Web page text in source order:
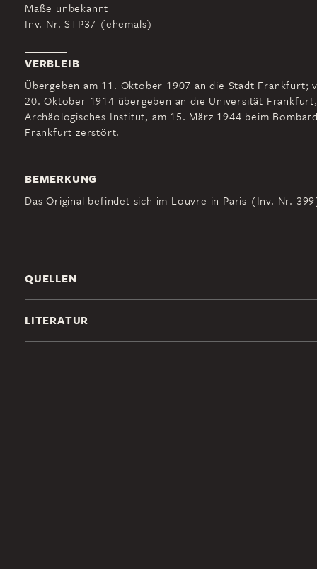
Maße unbekannt
Inv. Nr. STP37 (ehemals)
VERBLEIB
Übergeben am 11. Oktober 1907 an die Stadt Frankfurt;
20. Oktober 1914 übergeben an die Universität Frankfurt,
Archäologisches Institut, am 15. März 1944 beim
Frankfurt zerstört.
BEMERKUNG
Das Original befindet sich im Louvre in Paris (Inv. Nr.
QUELLEN
LITERATUR